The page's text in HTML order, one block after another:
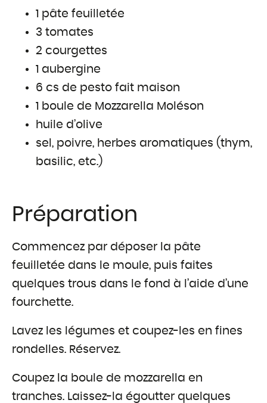
Certifications et
OÙ
E-shop pour
1 pâte feuilletée
3 tomates
2 courgettes
1 aubergine
6 cs de pesto fait maison
1 boule de Mozzarella Moléson
huile d’olive
sel, poivre, herbes aromatiques (thym,
basilic, etc.)
Préparation
Commencez par déposer la pâte
feuilletée dans le moule, puis faites
quelques trous dans le fond à l’aide d’une
fourchette.
Lavez les légumes et coupez-les en fines
rondelles. Réservez.
Coupez la boule de mozzarella en
tranches. Laissez-la égoutter quelques